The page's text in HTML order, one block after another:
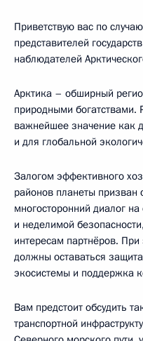
Приветствую вас по
представителей
наблюдателей
Арктика – обширный
природными богатствами.
важнейшее значение как
и для глобальной
Залогом эффективного
районов планеты призван
многосторонний диалог
и неделимой
интересам партнёров.
должны оставаться
экосистемы и поддержка
Вам предстоит обсудить
транспортной